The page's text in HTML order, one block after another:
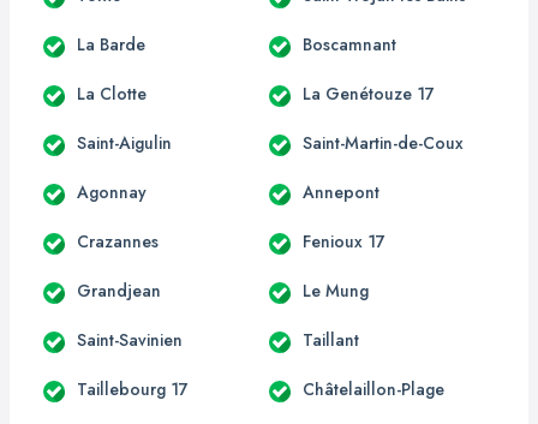
La Barde Boscamnant
La Clotte La Genétouze 17
Saint-Aigulin Saint-Martin-de-Coux
Agonnay Annepont
Crazannes Fenioux 17
Grandjean Le Mung
Saint-Savinien Taillant
Taillebourg 17 Châtelaillon-Plage